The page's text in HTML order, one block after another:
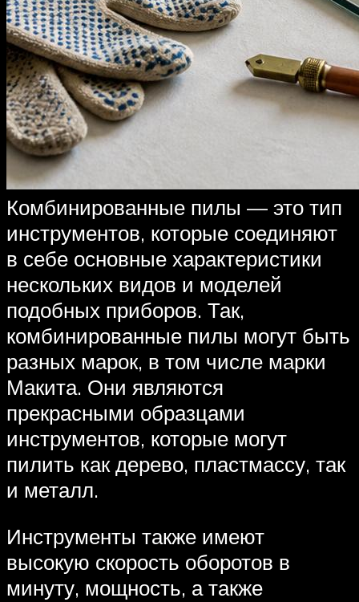
Комбинированные пилы — это тип
инструментов, которые соединяют
в себе основные характеристики
нескольких видов и моделей
подобных приборов. Так,
комбинированные пилы могут быть
разных марок, в том числе марки
Макита. Они являются
прекрасными образцами
инструментов, которые могут
пилить как дерево, пластмассу, так
и металл.
Инструменты также имеют
высокую скорость оборотов в
минуту, мощность, а также